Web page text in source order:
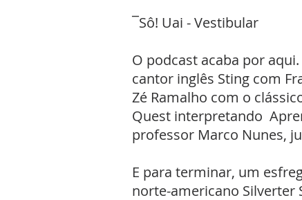
¯Sô! Uai - Vestibular
O podcast acaba por
cantor inglês Sting com
Zé Ramalho com o
Quest interpretando
professor Marco Nunes,
E para terminar, um
norte-americano Silverter